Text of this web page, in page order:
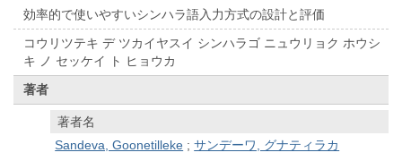
効率的で使いやすいシンハラ語入力方式の設計と評価
コウリツテキ デ ツカイヤスイ シンハラゴ ニュウリョク ホウシ
キ ノ セッケイ ト ヒョウカ
著者
著者名
Sandeva, Goonetilleke ;サンデーワ, グナティラカ